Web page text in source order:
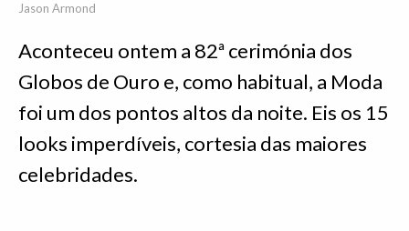
Jason Armond
Aconteceu ontem a 82ª cerimónia dos
Globos de Ouro e, como habitual, a Moda
foi um dos pontos altos da noite. Eis os 15
looks imperdíveis, cortesia das maiores
celebridades.